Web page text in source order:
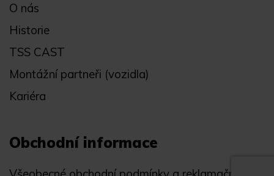
O nás
Historie
TSS CAST
Montážní partneři (vozidla)
Kariéra
Obchodní informace